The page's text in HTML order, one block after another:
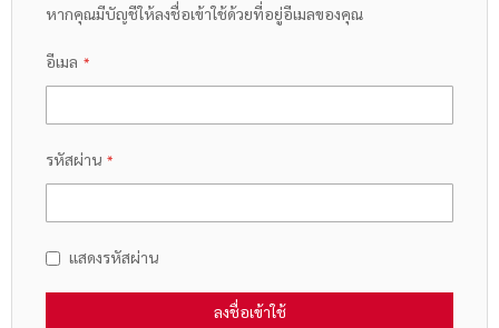
หากคุณมีบัญชีให้ลงชื่อเข้าใช้ด้วยที่อยู่อีเมลของคุณ
อีเมล
รหัสผ่าน
แสดงรหัสผ่าน
ลงชื่อเข้าใช้